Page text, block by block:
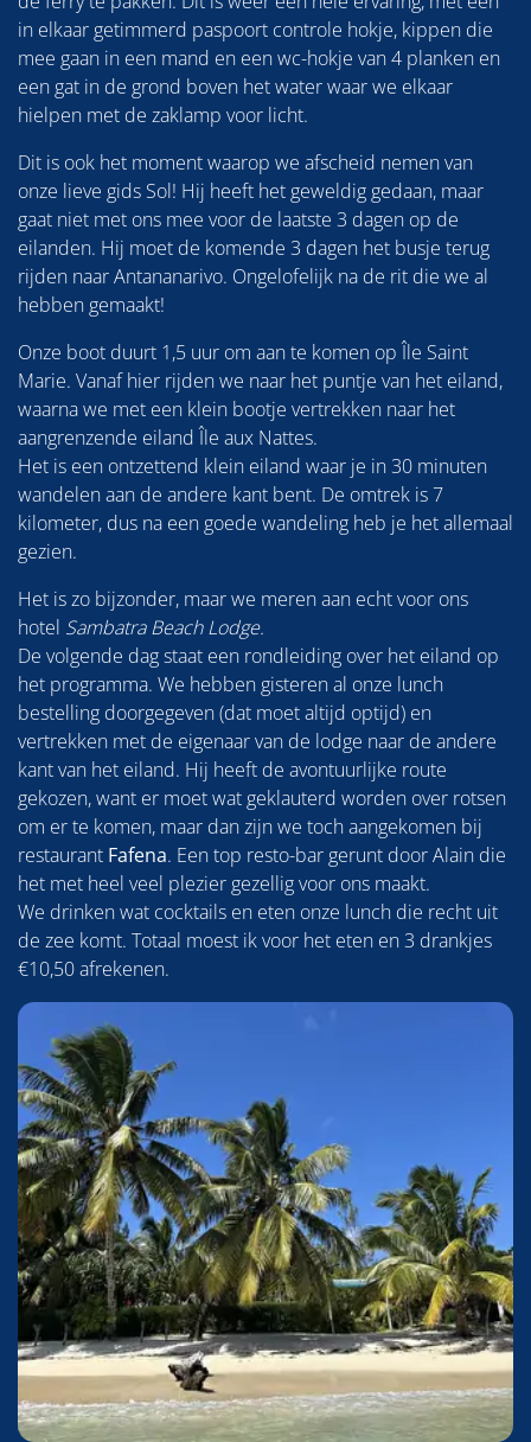
in elkaar getimmerd paspoort controle hokje, kippen die
mee gaan in een mand en een wc-hokje van 4 planken en
een gat in de grond boven het water waar we elkaar
hielpen met de zaklamp voor licht.
Dit is ook het moment waarop we afscheid nemen van
onze lieve gids Sol! Hij heeft het geweldig gedaan, maar
gaat niet met ons mee voor de laatste 3 dagen op de
eilanden. Hij moet de komende 3 dagen het busje terug
rijden naar Antananarivo. Ongelofelijk na de rit die we al
hebben gemaakt!
Onze boot duurt 1,5 uur om aan te komen op Île Saint
Marie. Vanaf hier rijden we naar het puntje van het eiland,
waarna we met een klein bootje vertrekken naar het
aangrenzende eiland Île aux Nattes.
Het is een ontzettend klein eiland waar je in 30 minuten
wandelen aan de andere kant bent. De omtrek is 7
kilometer, dus na een goede wandeling heb je het allemaal
gezien.
Het is zo bijzonder, maar we meren aan echt voor ons
hotel Sambatra Beach Lodge.
De volgende dag staat een rondleiding over het eiland op
het programma. We hebben gisteren al onze lunch
bestelling doorgegeven (dat moet altijd optijd) en
vertrekken met de eigenaar van de lodge naar de andere
kant van het eiland. Hij heeft de avontuurlijke route
gekozen, want er moet wat geklauterd worden over rotsen
om er te komen, maar dan zijn we toch aangekomen bij
restaurant Fafena. Een top resto-bar gerunt door Alain die
het met heel veel plezier gezellig voor ons maakt.
We drinken wat cocktails en eten onze lunch die recht uit
de zee komt. Totaal moest ik voor het eten en 3 drankjes
€10,50 afrekenen.